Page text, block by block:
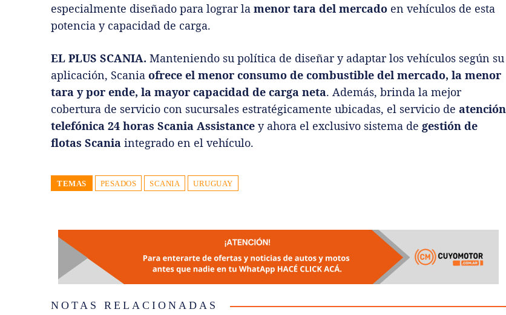
especialmente diseñado para lograr la menor tara del mercado en vehículos de esta
potencia y capacidad de carga.
EL PLUS SCANIA. Manteniendo su política de diseñar y adaptar los vehículos según su
aplicación, Scania ofrece el menor consumo de combustible del mercado, la menor
tara y por ende, la mayor capacidad de carga neta. Además, brinda la mejor
cobertura de servicio con sucursales estratégicamente ubicadas, el servicio de atención
telefónica 24 horas Scania Assistance y ahora el exclusivo sistema de gestión de
flotas Scania integrado en el vehículo.
TEMAS PESADOS SCANIA URUGUAY
NOTAS RELACIONADAS